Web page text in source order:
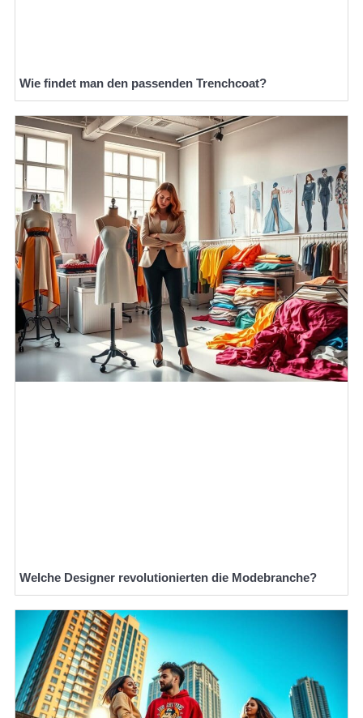
Wie findet man den passenden Trenchcoat?
Welche Designer revolutionierten die Modebranche?